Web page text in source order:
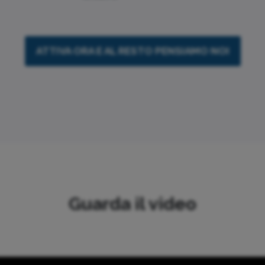
ATTIVA ORA E AL RESTO PENSIAMO NOI
Guarda il video